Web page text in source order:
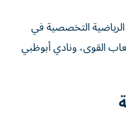
التخصصية في
القوى، ونادي أبوظبي